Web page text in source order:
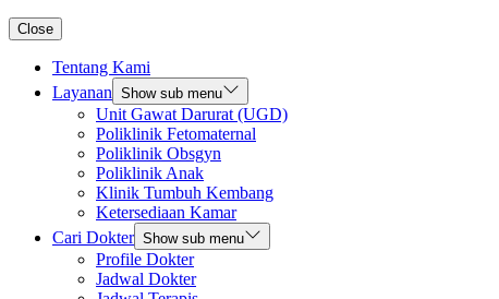
Close
Tentang Kami
Layanan Show sub menu
Unit Gawat Darurat (UGD)
Poliklinik Fetomaternal
Poliklinik Obsgyn
Poliklinik Anak
Klinik Tumbuh Kembang
Ketersediaan Kamar
Cari Dokter Show sub menu
Profile Dokter
Jadwal Dokter